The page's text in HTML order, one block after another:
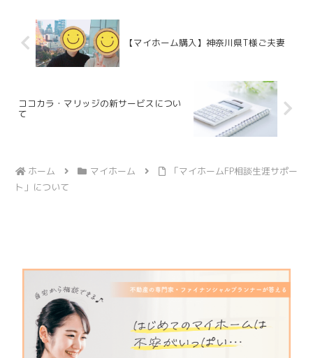
【マイホーム購入】神奈川県T様ご夫妻
ココカラ・マリッジの新サービスについ
て
ホーム マイホーム
「マイホームFP相談生涯サポー
ト」について